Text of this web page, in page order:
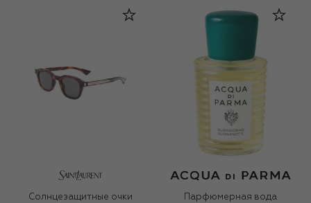
Солнцезащитные очки
Парфюмерная вода